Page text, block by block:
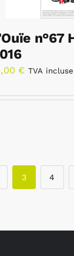
€ TVA incluse
3 4